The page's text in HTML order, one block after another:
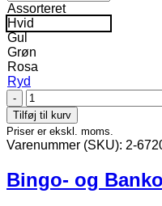
Assorteret
Hvid
Gul
Grøn
Rosa
Ryd
Banko
1-
3-
5-
9
Tilføj til kurv
Priser er ekskl. moms.
Varenummer (SKU): 2-
Bingo- og